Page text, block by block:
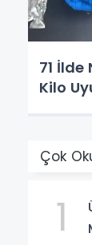
71
Kilo
Çok
1